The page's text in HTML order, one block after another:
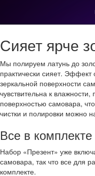
Сияет ярче
Мы полируем латунь до
практически сияет. Эффект
зеркальной поверхности
чувствительна к
поверхностью самовара,
чистки и полировки можно
Все в комплекте
Набор «Презент» уже
самовара, так что все для
комплекте.